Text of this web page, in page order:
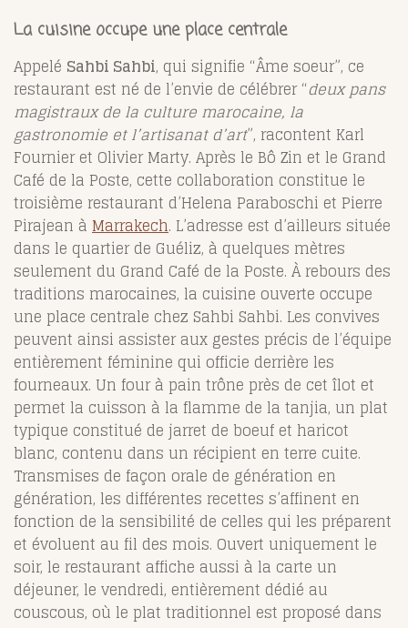
La cuisine occupe une place centrale
Appelé Sahbi Sahbi, qui signifie “Âme soeur”, ce
restaurant est né de l’envie de célébrer “deux pans
magistraux de la culture marocaine, la
gastronomie et l’artisanat d’art”, racontent Karl
Fournier et Olivier Marty. Après le Bô Zin et le Grand
Café de la Poste, cette collaboration constitue le
troisième restaurant d’Helena Paraboschi et Pierre
Pirajean à Marrakech. L’adresse est d’ailleurs située
dans le quartier de Guéliz, à quelques mètres
seulement du Grand Café de la Poste. À rebours des
traditions marocaines, la cuisine ouverte occupe
une place centrale chez Sahbi Sahbi. Les convives
peuvent ainsi assister aux gestes précis de l’équipe
entièrement féminine qui officie derrière les
fourneaux. Un four à pain trône près de cet îlot et
permet la cuisson à la flamme de la tanjia, un plat
typique constitué de jarret de boeuf et haricot
blanc, contenu dans un récipient en terre cuite.
Transmises de façon orale de génération en
génération, les différentes recettes s’affinent en
fonction de la sensibilité de celles qui les préparent
et évoluent au fil des mois. Ouvert uniquement le
soir, le restaurant affiche aussi à la carte un
déjeuner, le vendredi, entièrement dédié au
couscous, où le plat traditionnel est proposé dans